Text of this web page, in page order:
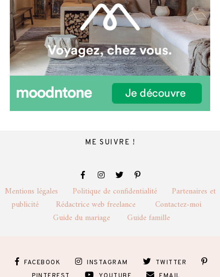
ME SUIVRE !
Mentions légales Politique de confidentialité Partenaires et
publicité Rédactrice web freelance Contactez-moi
Guide du mariage Guide famille
FACEBOOK INSTAGRAM
TWITTER